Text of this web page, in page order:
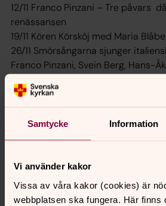
Samtycke Information
Vi använder kakor
Vissa av våra kakor (cookies) är
webbplatsen ska fungera. Här finns
12/11 Franco Pinzani – Tre påvars
renässansen
19/11 Kören Körskôj med Maria
26/11 Smörsångarna sjunger
Franco Pinzani, Svein Berg, Hans-
3/12 Skiffl´n Such - Jultallrik
Caroline 031- 788 73 02
Café Bryggan i
Sommar 2026: Öppet v. 23-27 och
kl. 10-16, ons kl. 11-16 och fredag kl.